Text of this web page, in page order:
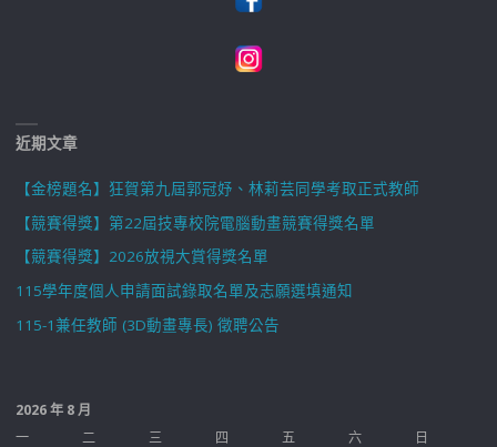
近期文章
【金榜題名】狂賀第九屆郭冠妤、林莉芸同學考取正式教師
【競賽得獎】第22屆技專校院電腦動畫競賽得獎名單
【競賽得獎】2026放視大賞得獎名單
115學年度個人申請面試錄取名單及志願選填通知
115-1兼任教師 (3D動畫專長) 徵聘公告
2026 年 8 月
一
二 三 四 五 六 日